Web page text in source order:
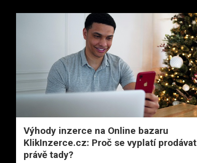
Výhody inzerce na Online bazaru
KlikInzerce.cz: Proč se vyplatí prodávat
právě tady?